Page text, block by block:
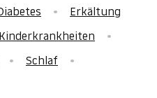
Erkältung
Kinderkrankheiten
Schlaf